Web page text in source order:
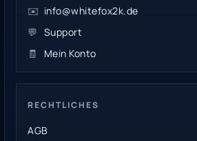
✉️ info@whitefox2k.de
💬 Support
🧾
Mein Konto
RECHTLICHES
AGB